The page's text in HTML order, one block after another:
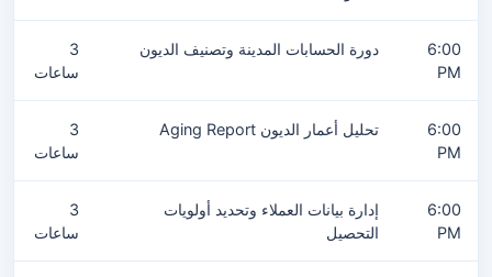
6:00
PM
دورة الحسابات المدينة وتصنيف الديون
3
ساعات
6:00
PM
تحليل أعمار الديون Aging Report
3
ساعات
6:00
PM
إدارة بيانات العملاء وتحديد أولويات
التحصيل
3
ساعات